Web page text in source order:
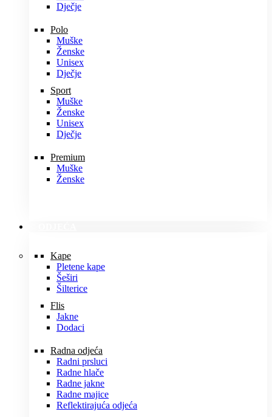
Dječje
Polo
Muške
Ženske
Unisex
Dječje
Sport
Muške
Ženske
Unisex
Dječje
Premium
Muške
Ženske
Kape
Pletene kape
Šeširi
Šilterice
Flis
Jakne
Dodaci
Radna odjeća
Radni prsluci
Radne hlače
Radne jakne
Radne majice
Reflektirajuća odjeća